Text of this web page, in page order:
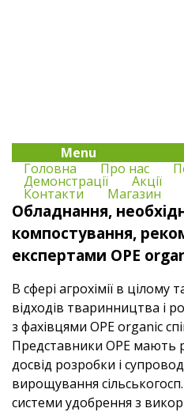
Menu
Головна
Про нас
Демонстрації Акції
Контакти Магазин
Обладнання,
компостування,
експертами OPE
В сфері агрохімії в цілому
відходів тваринництва і
з фахівцями ОРЕ organic
Представники ОРЕ мають
досвід розробки і
вирощування
системи удобрення з